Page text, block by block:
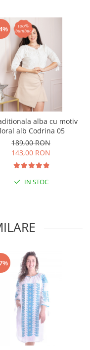
alba cu motiv
alb Codrina 05
189,00 RON
143,00 RON
IN STOC